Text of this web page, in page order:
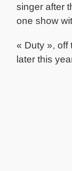
singer after
one show
« Duty », off
later this